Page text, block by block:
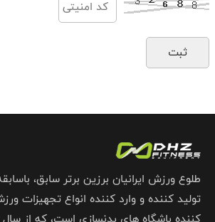
طلوع ورزش ایرانیان برزین برتر سابق،
تولید کننده و وارد کننده انواع تجهیزات